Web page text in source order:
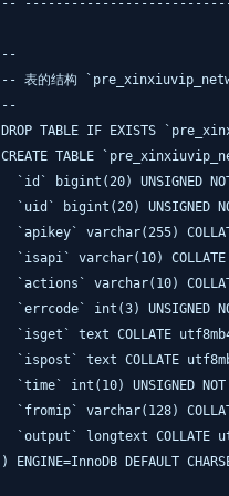
--
--
-- 表的结构
--
DROP TABLE IF EXISTS
CREATE TABLE
`id` bigint(20) UNSIGNED
`uid` bigint(20) UNSIGNED
`apikey` varchar(255)
`isapi` varchar(10) COLLATE
`actions` varchar(10)
`errcode` int(3) UNSIGNED
`isget` text COLLATE
`ispost` text COLLATE
`time` int(10) UNSIGNED NOT
`fromip` varchar(128)
`output` longtext COLLATE
) ENGINE=InnoDB DEFAULT